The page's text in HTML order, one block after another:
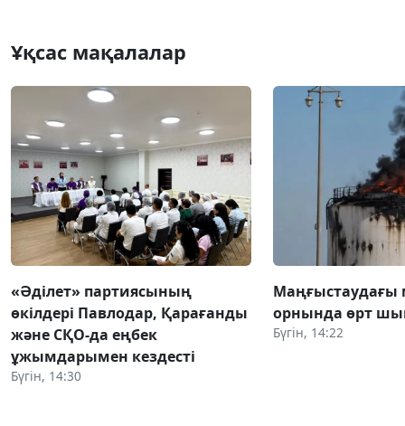
Ұқсас мақалалар
«Әділет» партиясының
өкілдері Павлодар, Қарағанды
және СҚО-да еңбек
ұжымдарымен кездесті
Бүгін, 14:30
Маңғыстаудағы
орнында өрт
Бүгін, 14:22